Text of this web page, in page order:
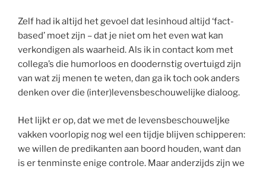
Zelf had ik altijd het gevoel dat lesinhoud altijd ‘fact-
based’ moet zijn – dat je niet om het even wat kan
verkondigen als waarheid. Als ik in contact kom met
collega’s die humorloos en doodernstig overtuigd zijn
van wat zij menen te weten, dan ga ik toch ook anders
denken over die (inter)levensbeschouwelijke dialoog.
Het lijkt er op, dat we met de levensbeschouweljke
vakken voorlopig nog wel een tijdje blijven schipperen:
we willen de predikanten aan boord houden, want dan
is er tenminste enige controle. Maar anderzijds zijn we